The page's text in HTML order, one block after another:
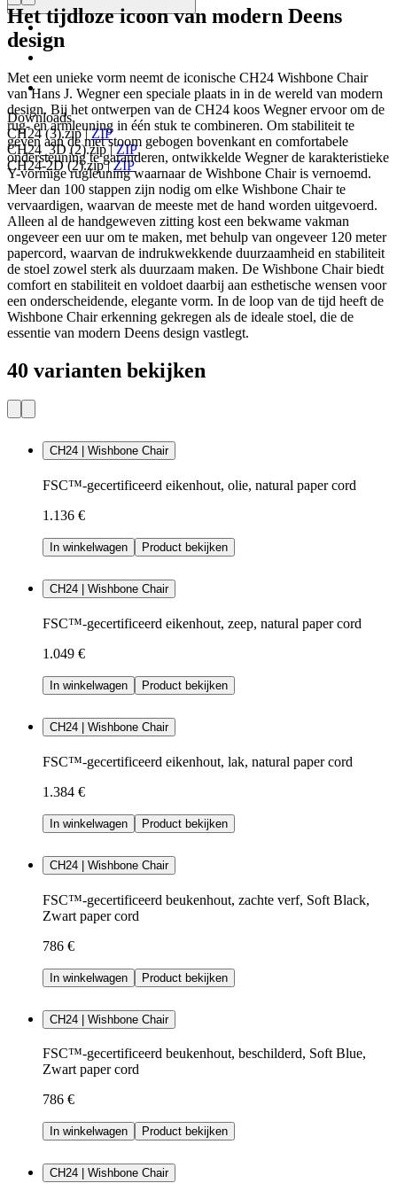
Downloads
CH24 (3).zip|ZIP
CH24_3D (2).zip|ZIP
CH24-2D (2).zip|ZIP
Het tijdloze icoon van modern Deens
design
Met een unieke vorm neemt de iconische CH24 Wishbone Chair
van Hans J. Wegner een speciale plaats in in de wereld van modern
design. Bij het ontwerpen van de CH24 koos Wegner ervoor om de
rug- en armleuning in één stuk te combineren. Om stabiliteit te
geven aan de met stoom gebogen bovenkant en comfortabele
ondersteuning te garanderen, ontwikkelde Wegner de karakteristieke
Y-vormige rugleuning waarnaar de Wishbone Chair is vernoemd.
Meer dan 100 stappen zijn nodig om elke Wishbone Chair te
vervaardigen, waarvan de meeste met de hand worden uitgevoerd.
Alleen al de handgeweven zitting kost een bekwame vakman
ongeveer een uur om te maken, met behulp van ongeveer 120 meter
papercord, waarvan de indrukwekkende duurzaamheid en stabiliteit
de stoel zowel sterk als duurzaam maken. De Wishbone Chair biedt
comfort en stabiliteit en voldoet daarbij aan esthetische wensen voor
een onderscheidende, elegante vorm. In de loop van de tijd heeft de
Wishbone Chair erkenning gekregen als de ideale stoel, die de
essentie van modern Deens design vastlegt.
40 varianten bekijken
CH24 | Wishbone Chair
FSC™-gecertificeerd eikenhout, olie, natural paper cord
1.136 €
In winkelwagen Product bekijken
CH24 | Wishbone Chair
FSC™-gecertificeerd eikenhout, zeep, natural paper cord
1.049 €
In winkelwagen Product bekijken
CH24 | Wishbone Chair
FSC™-gecertificeerd eikenhout, lak, natural paper cord
1.384 €
In winkelwagen Product bekijken
CH24 | Wishbone Chair
FSC™-gecertificeerd beukenhout, zachte verf, Soft Black,
Zwart paper cord
786 €
In winkelwagen Product bekijken
CH24 | Wishbone Chair
FSC™-gecertificeerd beukenhout, beschilderd, Soft Blue,
Zwart paper cord
786 €
In winkelwagen Product bekijken
CH24 | Wishbone Chair